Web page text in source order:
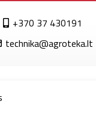
+370 37 430191
technika@agroteka.lt